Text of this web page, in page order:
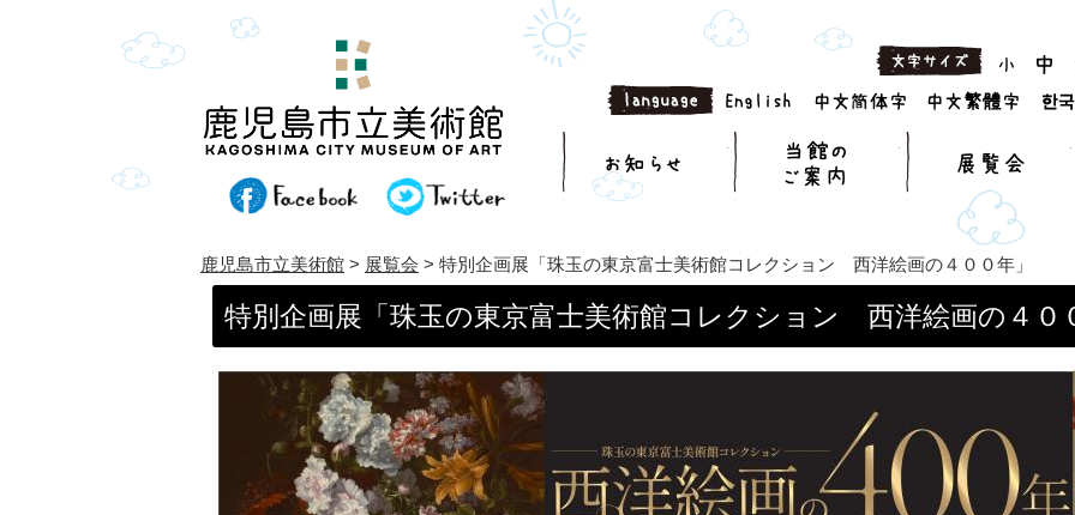
お知らせ 当館のご案内
鹿児島市立美術館 > 展覧会 > 特別企画展「珠玉の東京富士美術館コレクション 西洋絵画の４００年」
特別企画展「珠玉の東京富士美術館コレクション 西洋絵画の４０